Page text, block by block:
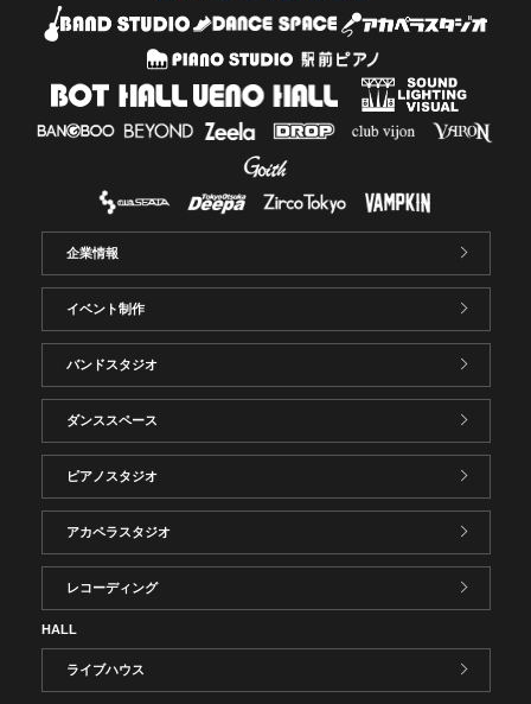
企業情報
イベント制作
バンドスタジオ
ダンススペース
ピアノスタジオ
アカペラスタジオ
レコーディング
HALL
ライブハウス